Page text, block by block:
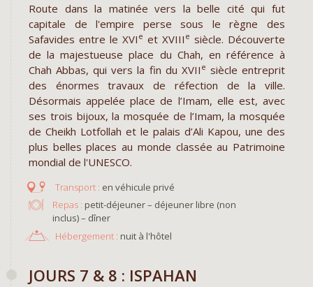
Route dans la matinée vers la belle cité qui fut
capitale de l'empire perse sous le règne des
Safavides entre le XVI e et XVIII e siècle. Découverte
de la majestueuse place du Chah, en référence à
Chah Abbas, qui vers la fin du XVII e siècle entreprit
des énormes travaux de réfection de la ville.
Désormais appelée place de l’Imam, elle est, avec
ses trois bijoux, la mosquée de l’Imam, la mosquée
de Cheikh Lotfollah et le palais d’Ali Kapou, une des
plus belles places au monde classée au Patrimoine
mondial de l'UNESCO.
en véhicule privé
Repas : petit-déjeuner – déjeuner libre (non
inclus) – dîner
Hébergement : nuit à l'hôtel
JOURS 7 & 8 : ISPAHAN